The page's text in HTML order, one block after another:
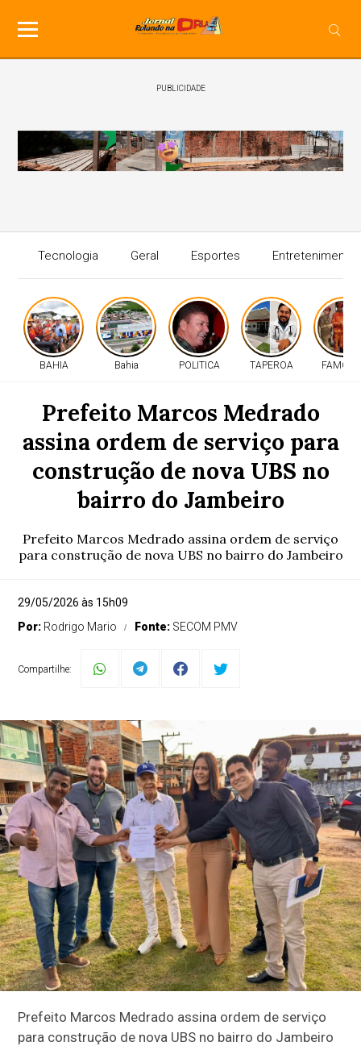
PUBLICIDADE
Tecnologia Geral Esportes Entretenimento
BAHIA Bahia POLITICA TAPEROA
Prefeito Marcos Medrado
assina ordem de serviço para
construção de nova UBS no
bairro do Jambeiro
Prefeito Marcos Medrado assina ordem de serviço
para construção de nova UBS no bairro do Jambeiro
29/05/2026 às 15h09
Por: Rodrigo Mario Fonte: SECOM PMV
Compartilhe:
Prefeito Marcos Medrado assina ordem de serviço
para construção de nova UBS no bairro do Jambeiro